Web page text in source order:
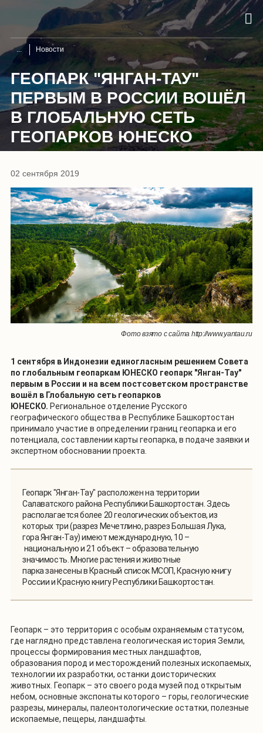
Новости
ГЕОПАРК "ЯНГАН-ТАУ"
ПЕРВЫМ В РОССИИ ВОШЁЛ
В ГЛОБАЛЬНУЮ СЕТЬ
ГЕОПАРКОВ ЮНЕСКО
02 сентября 2019
Фото взято с сайта http://www.yantau.ru
1 сентября в Индонезии единогласным решением Совета
по глобальным геопаркам ЮНЕСКО геопарк "Янган-Тау"
первым в России и на всем постсоветском пространстве
вошёл в Глобальную сеть геопарков
ЮНЕСКО. Региональное отделение Русского
географического общества в Республике Башкортостан
принимало участие в определении границ геопарка и его
потенциала, составлении карты геопарка, в подаче заявки и
экспертном обосновании проекта.
Геопарк "Янган-Тау" расположен на территории
Салаватского района Республики Башкортостан. Здесь
располагается более 20 геологических объектов, из
которых три (разрез Мечетлино, разрез Большая Лука,
гора Янган-Тау) имеют международную, 10 –
национальную и 21 объект – образовательную
значимость. Многие растения и животные
парка занесены в Красный список МСОП, Красную книгу
России и Красную книгу Республики Башкортостан.
Геопарк – это территория с особым охраняемым статусом,
где наглядно представлена геологическая история Земли,
процессы формирования местных ландшафтов,
образования пород и месторождений полезных ископаемых,
технологии их разработки, останки доисторических
животных. Геопарк – это своего рода музей под открытым
небом, основные экспонаты которого – горы, геологические
разрезы, минералы, палеонтологические остатки, полезные
ископаемые, пещеры, ландшафты.